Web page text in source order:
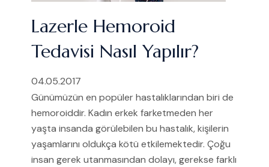
Lazerle Hemoroid
Tedavisi Nasıl Yapılır?
04.05.2017
Günümüzün en popüler hastalıklarından biri de
hemoroiddir. Kadın erkek farketmeden her
yaşta insanda görülebilen bu hastalık, kişilerin
yaşamlarını oldukça kötü etkilemektedir. Çoğu
insan gerek utanmasından dolayı, gerekse farklı